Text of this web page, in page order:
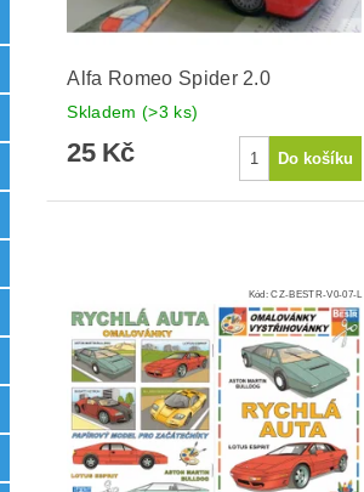
Alfa Romeo Spider 2.0
Skladem (>3 ks)
25 Kč
Kód:CZ-BESTR-V0-07-L